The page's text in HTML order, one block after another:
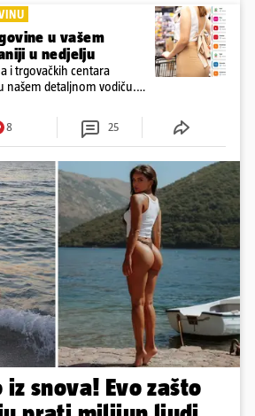
u vašem
u nedjelju
i trgovačkih centara
našem detaljnom vodiču.
koje će to nedjelje biti
8 25
iz snova! Evo zašto